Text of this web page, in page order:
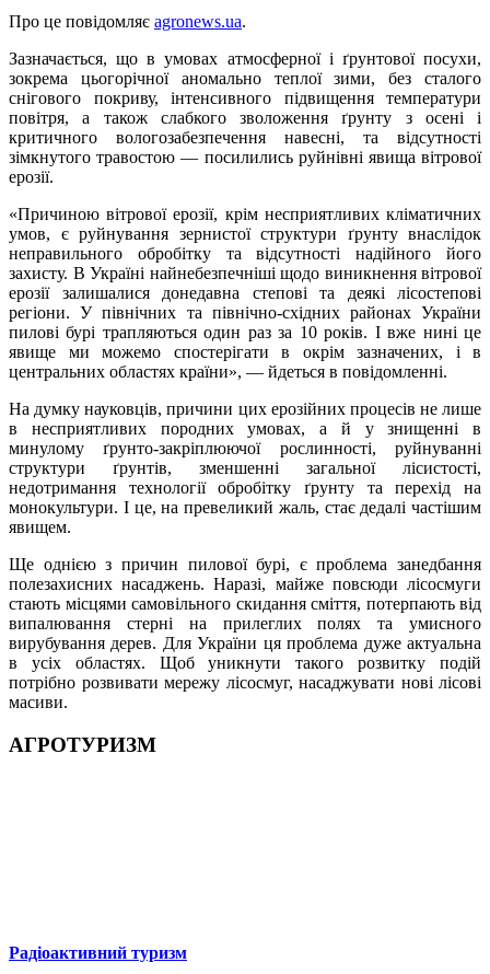
Про це повідомляє agronews.ua.
Зазначається, що в умовах атмосферної і ґрунтової посухи,
зокрема цьогорічної аномально теплої зими, без сталого
снігового покриву, інтенсивного підвищення температури
повітря, а також слабкого зволоження ґрунту з осені і
критичного вологозабезпечення навесні, та відсутності
зімкнутого травостою — посилились руйнівні явища вітрової
ерозії.
«Причиною вітрової ерозії, крім несприятливих кліматичних
умов, є руйнування зернистої структури ґрунту внаслідок
неправильного обробітку та відсутності надійного його
захисту. В Україні найнебезпечніші щодо виникнення вітрової
ерозії залишалися донедавна степові та деякі лісостепові
регіони. У північних та північно-східних районах України
пилові бурі трапляються один раз за 10 років. І вже нині це
явище ми можемо спостерігати в окрім зазначених, і в
центральних областях країни», — йдеться в повідомленні.
На думку науковців, причини цих ерозійних процесів не лише
в несприятливих породних умовах, а й у знищенні в
минулому ґрунто-закріплюючої рослинності, руйнуванні
структури ґрунтів, зменшенні загальної лісистості,
недотримання технології обробітку ґрунту та перехід на
монокультури. І це, на превеликий жаль, стає дедалі частішим
явищем.
Ще однією з причин пилової бурі, є проблема занедбання
полезахисних насаджень. Наразі, майже повсюди лісосмуги
стають місцями самовільного скидання сміття, потерпають від
випалювання стерні на прилеглих полях та умисного
вирубування дерев. Для України ця проблема дуже актуальна
в усіх областях. Щоб уникнути такого розвитку подій
потрібно розвивати мережу лісосмуг, насаджувати нові лісові
масиви.
АГРОТУРИЗМ
Радіоактивний туризм